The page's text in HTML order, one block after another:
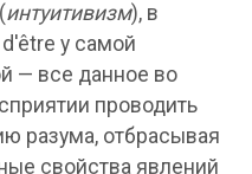
интуитивизм), в
y самой
— все данное во
проводить
разума, отбрасывая
свойства явлений